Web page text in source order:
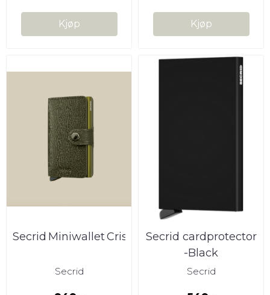
Kjøp Kjøp
Secrid Miniwallet Crisple Kelp
Secrid
Secrid cardprotector
-Black
Secrid